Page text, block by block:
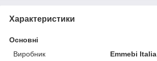
Характеристики
Основні
Виробник
Emmebi Italia